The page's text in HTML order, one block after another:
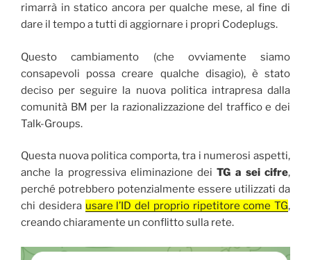
rimarrà in statico ancora per qualche mese, al fine di
dare il tempo a tutti di aggiornare i propri Codeplugs.
Questo cambiamento (che ovviamente siamo
consapevoli possa creare qualche disagio), è stato
deciso per seguire la nuova politica intrapresa dalla
comunità BM per la razionalizzazione del traffico e dei
Talk-Groups.
Questa nuova politica comporta, tra i numerosi aspetti,
anche la progressiva eliminazione deiTG a sei cifre,
perché potrebbero potenzialmente essere utilizzati da
chi desidera usare l’ID del proprio ripetitore come TG,
creando chiaramente un conflitto sulla rete.